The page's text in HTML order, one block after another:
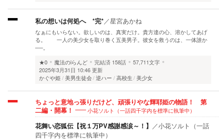
私の想いは何処へ *完*／星宮あかね
なぁにもいらない。欲しいのは、真実だけ。貴方達の心、溶かしてあげ
る。 一人の美少女を取り巻く五美男子。彼女を救うのは、一体誰か
──。
★0
魔法のiらんど 完結済 158話
57,711文字
2025年3月31日 10:46 更新
かぐや姫 美男生徒会 逆ハー 高校生 美少女
ちょっと意地っ張りだけど、頑張りやな輝耶姫の物語！ 第
二編・開幕！
小花ソルト（一話四千字内を標準に執筆中）
花舞い恋狐伝【祝１万PV感謝感涙～！】 ／小花ソルト（一話
四千字内を標準に執筆中）